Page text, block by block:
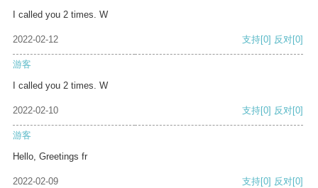
I called you 2 times. W
2022-02-12 支持[0] 反对[0]
游客
I called you 2 times. W
2022-02-10 支持[0] 反对[0]
游客
Hello, Greetings fr
2022-02-09 支持[0] 反对[0]